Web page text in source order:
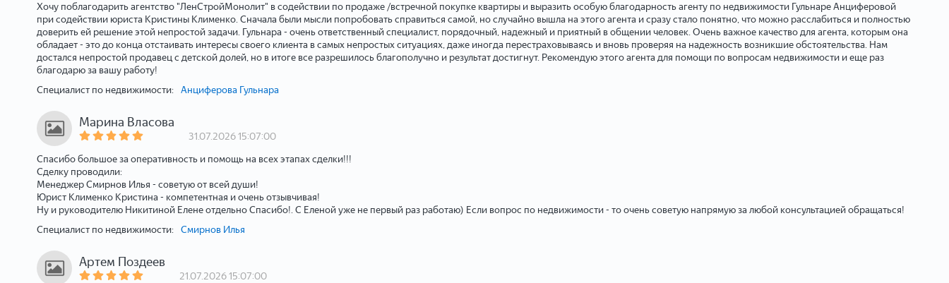
Хочу поблагодарить агентство "ЛенСтройМонолит" в содействии по продаже /встречной покупке квартиры и выразить особую благодарность агенту по недвижимости Гульнаре Анциферовой
при содействии юриста Кристины Клименко. Сначала были мысли попробовать справиться самой, но случайно вышла на этого агента и сразу стало понятно, что можно расслабиться и полностью
доверить ей решение этой непростой задачи. Гульнара - очень ответственный специалист, порядочный, надежный и приятный в общении человек. Очень важное качество для агента, которым она
обладает - это до конца отстаивать интересы своего клиента в самых непростых ситуациях, даже иногда перестраховываясь и вновь проверяя на надежность возникшие обстоятельства. Нам
достался непростой продавец с детской долей, но в итоге все разрешилось благополучно и результат достигнут. Рекомендую этого агента для помощи по вопросам недвижимости и еще раз
благодарю за вашу работу!
Специалист по недвижимости: Анциферова Гульнара
Марина Власова
31.07.2026 15:07:00
Спасибо большое за оперативность и помощь на всех этапах сделки!!!
Сделку проводили:
Менеджер Смирнов Илья - советую от всей души!
Юрист Клименко Кристина - компетентная и очень отзывчивая!
Ну и руководителю Никитиной Елене отдельно Спасибо!. С Еленой уже не первый раз работаю) Если вопрос по недвижимости - то очень советую напрямую за любой консультацией обращаться!
Специалист по недвижимости: Смирнов Илья
Артем Поздеев
21.07.2026 15:07:00